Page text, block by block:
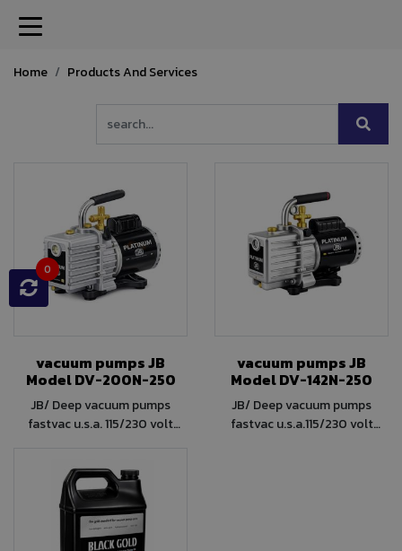
0
Home Products And Services
vacuum pumps JB
Model DV-200N-250
JB/ Deep vacuum pumps
fastvac u.s.a. 115/230 volt
50/60 Hz CFM. 5.8/7 ผลิตจาก
ประเทศ อเมริกา เหมาะกับงานตู้เย็น
ตู้แช่ และเครื่องปรับอากาศ
vacuum pumps JB
Model DV-142N-250
JB/ Deep vacuum pumps
fastvac u.s.a.115/230 volt